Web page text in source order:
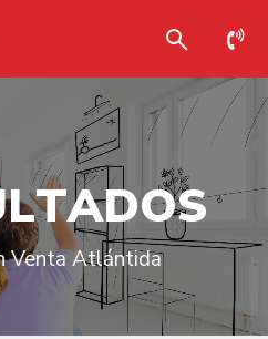
LTADOS
Venta Atlántida